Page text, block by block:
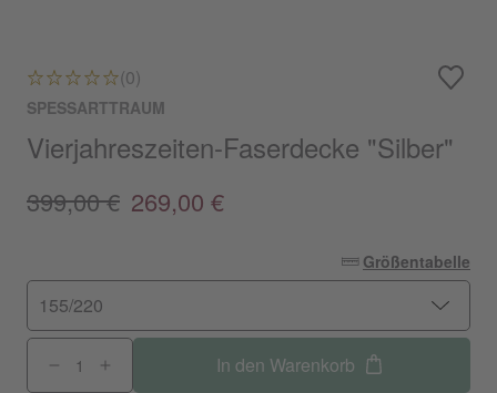
(0)
SPESSARTTRAUM
Vierjahreszeiten-Faserdecke "Silber"
399,00 € 269,00 €
Größentabelle
155/220
In den Warenkorb